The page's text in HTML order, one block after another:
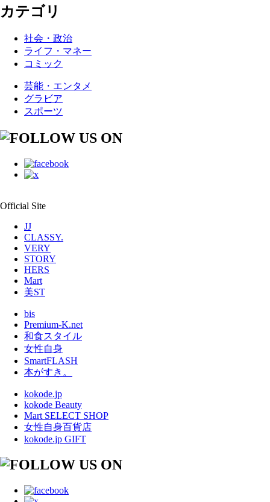
カテゴリ
社会・政治
ライフ・マネー
コミック
芸能・エンタメ
グラビア
スポーツ
Official Site
JJ
CLASSY.
VERY
STORY
HERS
Mart
美ST
bis
Premium-K.net
和食スタイル
女性自身
SmartFLASH
本がすき。
kokode.jp
kokode Beauty
Mart SELECT SHOP
女性自身百貨店
kokode.jp GIFT